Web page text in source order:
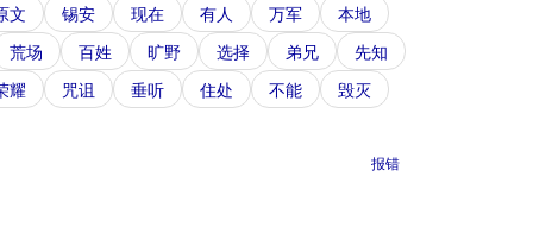
文
锡安 现在 有人 万军
本地
荒场
百姓 旷野 选择 弟兄
先知
耀
咒诅 垂听 住处 不能 毁灭
报错